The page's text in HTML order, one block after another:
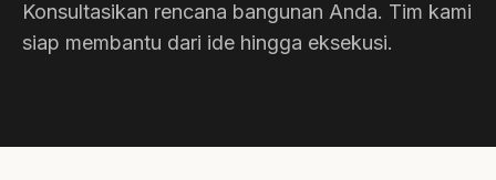
Konsultasikan rencana bangunan Anda. Tim kami
siap membantu dari ide hingga eksekusi.